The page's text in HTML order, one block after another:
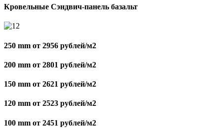
Кровельные Сэндвич-панель базальт
250 mm от 2956 рублей/м2
200 mm от 2801 рублей/м2
150 mm от 2621 рублей/м2
120 mm от 2523 рублей/м2
100 mm от 2451 рублей/м2